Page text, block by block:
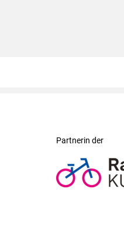
Partnerin der